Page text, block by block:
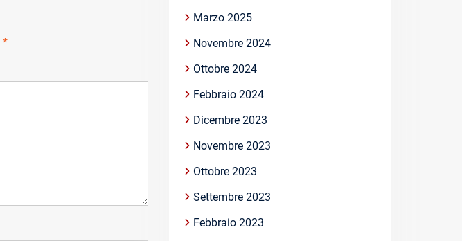
*
Marzo 2025
Novembre 2024
Ottobre 2024
Febbraio 2024
Dicembre 2023
Novembre 2023
Ottobre 2023
Settembre 2023
Febbraio 2023